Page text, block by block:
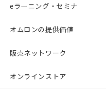
eラーニング・セミナ
オムロンの提供価値
販売ネットワーク
オンラインストア